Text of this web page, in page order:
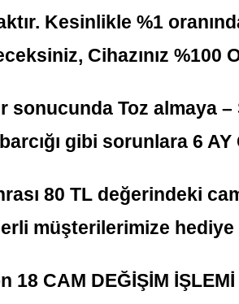
Kesinlikle %1
Cihazınız %100
sonucunda Toz almaya –
gibi sorunlara 6
80 TL değerindeki
müşterilerimize
18 CAM DEĞİŞİM